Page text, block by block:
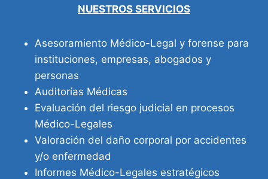
NUESTROS SERVICIOS
Asesoramiento Médico-Legal y forense para
instituciones, empresas, abogados y
personas
Auditorías Médicas
Evaluación del riesgo judicial en procesos
Médico-Legales
Valoración del daño corporal por accidentes
y/o enfermedad
Informes Médico-Legales estratégicos